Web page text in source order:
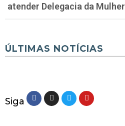
atender Delegacia da Mulher
ÚLTIMAS NOTÍCIAS
Siga